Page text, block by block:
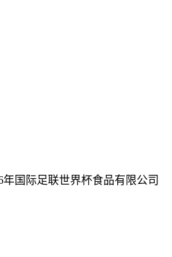
国际足联世界杯食品有限公司